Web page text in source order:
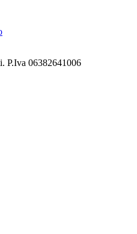
P.Iva 06382641006